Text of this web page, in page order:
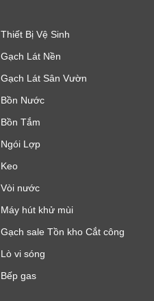
Thiết Bị Vệ Sinh
Gạch Lát Nền
Gạch Lát Sân Vườn
Bồn Nước
Bồn Tắm
Ngói Lợp
Keo
Vòi nước
Máy hút khử mùi
Gạch sale Tồn kho Cắt công
Lò vi sóng
Bếp gas